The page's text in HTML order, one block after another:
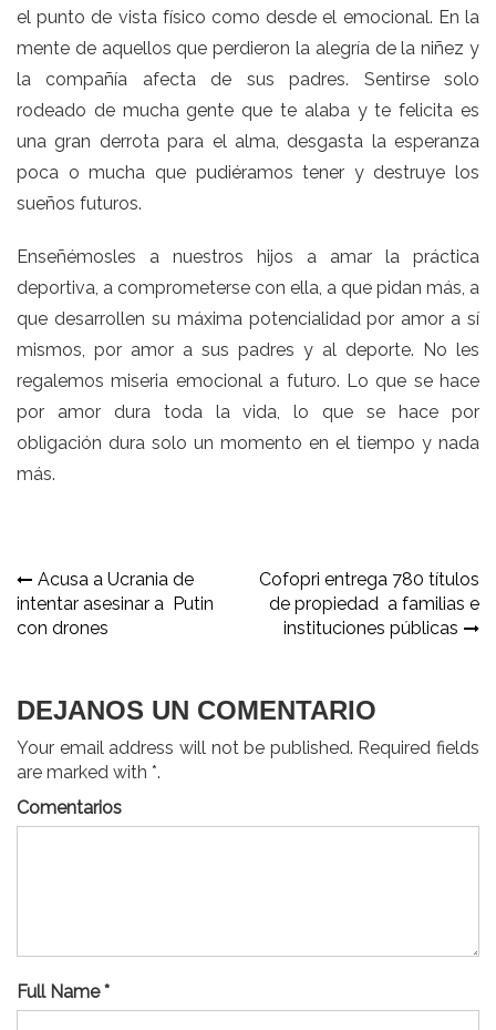
el punto de vista físico como desde el emocional. En la
mente de aquellos que perdieron la alegría de la niñez y
la compañía afecta de sus padres. Sentirse solo
rodeado de mucha gente que te alaba y te felicita es
una gran derrota para el alma, desgasta la esperanza
poca o mucha que pudiéramos tener y destruye los
sueños futuros.
Enseñémosles a nuestros hijos a amar la práctica
deportiva, a comprometerse con ella, a que pidan más, a
que desarrollen su máxima potencialidad por amor a sí
mismos, por amor a sus padres y al deporte. No les
regalemos miseria emocional a futuro. Lo que se hace
por amor dura toda la vida, lo que se hace por
obligación dura solo un momento en el tiempo y nada
más.
Navegación
de
Acusa a Ucrania de
intentar asesinar a Putin
con drones
Cofopri entrega 780 títulos
de propiedad a familias e
instituciones públicas
DEJANOS UN COMENTARIO
Your email address will not be published. Required fields
are marked with *.
Comentarios
Full Name *